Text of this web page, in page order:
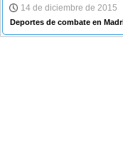
14 de diciembre de 2015
Deportes de combate en